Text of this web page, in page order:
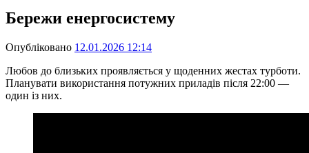
Бережи енергосистему
Опубліковано 12.01.2026 12:14
Любов до близьких проявляється у щоденних жестах турботи.
Планувати використання потужних приладів після 22:00 —
один із них.